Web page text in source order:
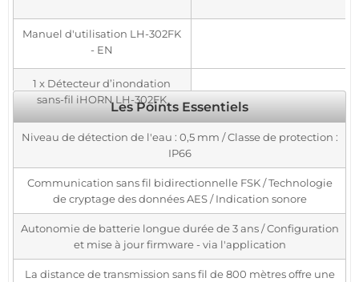
1 x Détecteur d’inondation
sans-fil iHORN LH-302FK
Manuel d'utilisation LH-302FK
- EN
Les Points Essentiels
Niveau de détection de l'eau : 0,5 mm / Classe de protection :
IP66
Communication sans fil bidirectionnelle FSK / Technologie
de cryptage des données AES / Indication sonore
Autonomie de batterie longue durée de 3 ans / Configuration
et mise à jour firmware - via l'application
La distance de transmission sans fil de 800 mètres offre une